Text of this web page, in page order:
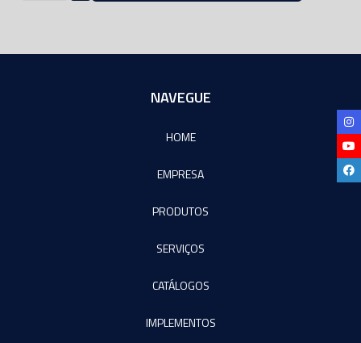
NAVEGUE
HOME
EMPRESA
PRODUTOS
SERVIÇOS
CATÁLOGOS
IMPLEMENTOS